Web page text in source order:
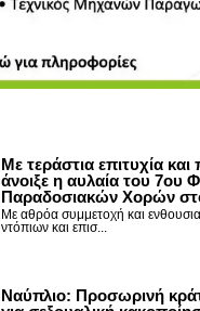
Με τεράστια επιτυχία
άνοιξε η αυλαία του 7ου
Παραδοσιακών Χορών
Με αθρόα συμμετοχή και
ντόπιων και επισ...
Ναύπλιο: Προσωρινή